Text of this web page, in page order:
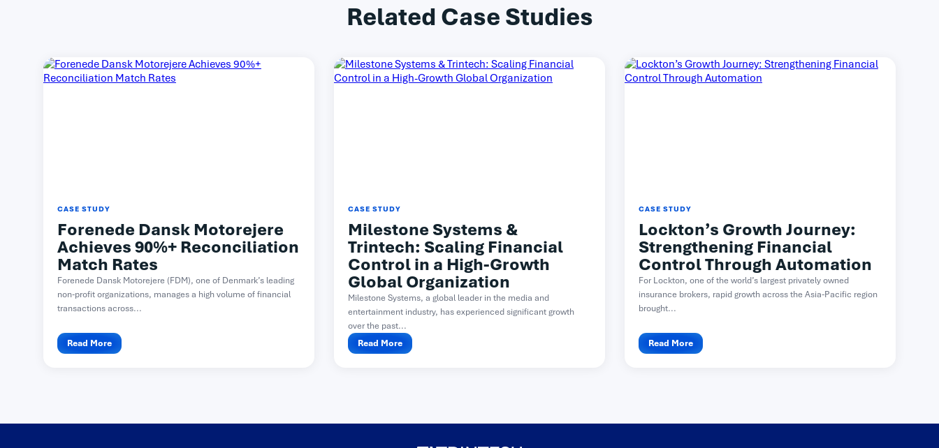
Related Case Studies
CASE STUDY
Forenede Dansk Motorejere
Achieves 90%+ Reconciliation
Match Rates
Forenede Dansk Motorejere (FDM), one of Denmark’s leading
non-profit organizations, manages a high volume of financial
transactions across...
Read More
CASE STUDY
Milestone Systems &
Trintech: Scaling Financial
Control in a High-Growth
Global Organization
Milestone Systems, a global leader in the media and
entertainment industry, has experienced significant growth
over the past...
Read More
CASE STUDY
Lockton’s Growth Journey:
Strengthening Financial
Control Through Automation
For Lockton, one of the world’s largest privately owned
insurance brokers, rapid growth across the Asia-Pacific region
brought...
Read More